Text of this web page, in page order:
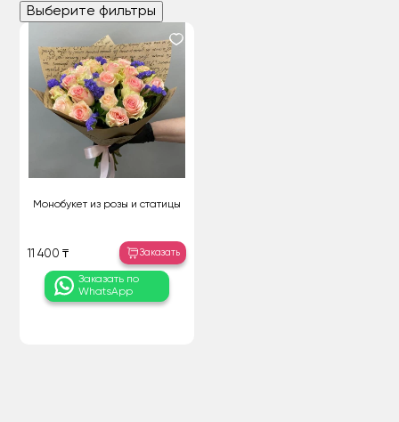
Выберите фильтры
Монобукет из розы и статицы
11 400 ₸ Заказать
Заказать по
WhatsApp